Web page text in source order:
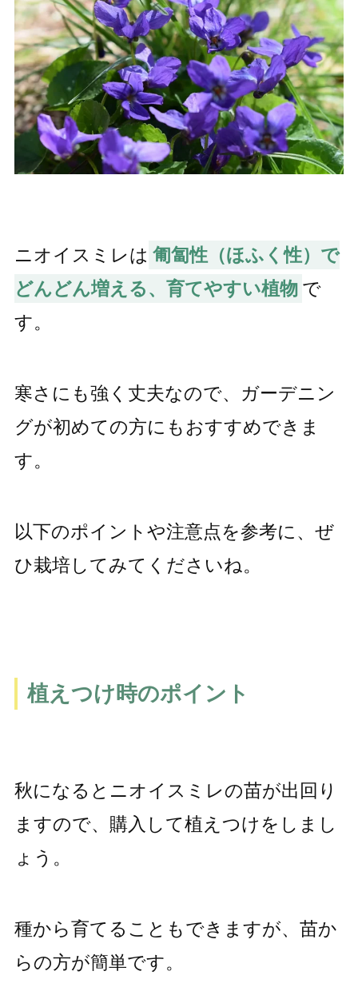
ニオイスミレは 匍匐性（ほふく性）で
どんどん増える、育てやすい植物 で
す。
寒さにも強く丈夫なので、ガーデニン
グが初めての方にもおすすめできま
す。
以下のポイントや注意点を参考に、ぜ
ひ栽培してみてくださいね。
植えつけ時のポイント
秋になるとニオイスミレの苗が出回り
ますので、購入して植えつけをしまし
ょう。
種から育てることもできますが、苗か
らの方が簡単です。